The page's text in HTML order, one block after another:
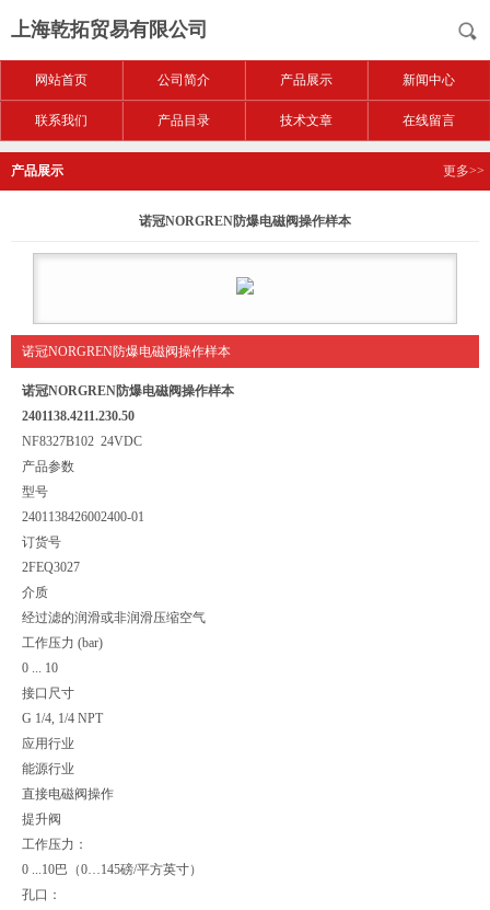
上海乾拓贸易有限公司
网站首页 公司简介 产品展示 新闻中心
联系我们 产品目录 技术文章 在线留言
产品展示 更多>>
诺冠NORGREN防爆电磁阀操作样本
诺冠NORGREN防爆电磁阀操作样本
诺冠NORGREN防爆电磁阀操作样本
2401138.4211.230.50
NF8327B102 24VDC
产品参数
型号
2401138426002400-01
订货号
2FEQ3027
介质
经过滤的润滑或非润滑压缩空气
工作压力 (bar)
0 ... 10
接口尺寸
G 1/4, 1/4 NPT
应用行业
能源行业
直接电磁阀操作
提升阀
工作压力：
0 ...10巴（0…145磅/平方英寸）
孔口：